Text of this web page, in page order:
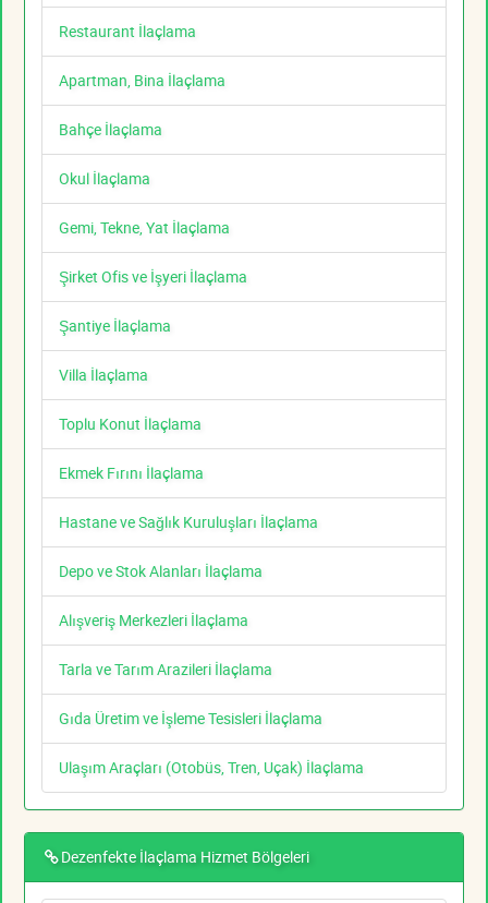
Restaurant İlaçlama
Apartman, Bina İlaçlama
Bahçe İlaçlama
Okul İlaçlama
Gemi, Tekne, Yat İlaçlama
Şirket Ofis ve İşyeri İlaçlama
Şantiye İlaçlama
Villa İlaçlama
Toplu Konut İlaçlama
Ekmek Fırını İlaçlama
Hastane ve Sağlık Kuruluşları İlaçlama
Depo ve Stok Alanları İlaçlama
Alışveriş Merkezleri İlaçlama
Tarla ve Tarım Arazileri İlaçlama
Gıda Üretim ve İşleme Tesisleri İlaçlama
Ulaşım Araçları (Otobüs, Tren, Uçak) İlaçlama
Dezenfekte İlaçlama Hizmet Bölgeleri